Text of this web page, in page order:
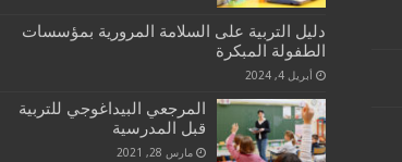
دليل التربية على السلامة المرورية بمؤسسات
الطفولة المبكرة
أبريل 4, 2024
المرجعي البيداغوجي للتربية
قبل المدرسية
مارس 28, 2021